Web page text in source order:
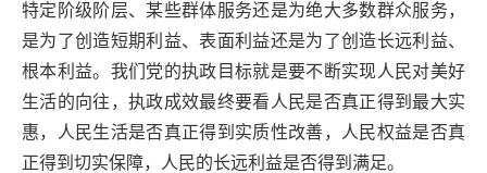
特定阶级阶层、某些群体服务还是为绝大多数群众服务，
是为了创造短期利益、表面利益还是为了创造长远利益、
根本利益。我们党的执政目标就是要不断实现人民对美好
生活的向往，执政成效最终要看人民是否真正得到最大实
惠，人民生活是否真正得到实质性改善，人民权益是否真
正得到切实保障，人民的长远利益是否得到满足。